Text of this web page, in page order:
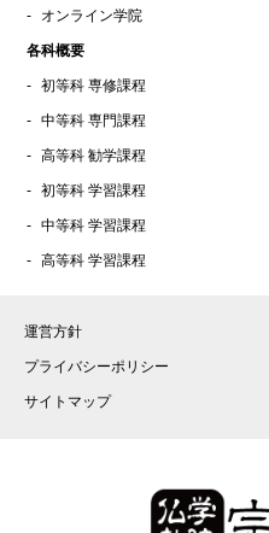
2021年9月
2021年8月
2021年7月
2021年5月
2021年4月
2021年3月
2021年2月
2021年1月
2020年10月
2020年9月
2020年8月
オンライン学院
各科概要
初等科 専修課程
中等科 専門課程
高等科 勧学課程
初等科 学習課程
中等科 学習課程
高等科 学習課程
運営方針
プライバシーポリシー
サイトマップ